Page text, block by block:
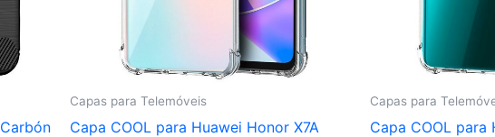
Capas para Telemóveis
Capa COOL para Huawei Honor X7A
Capas para
Capa COOL para